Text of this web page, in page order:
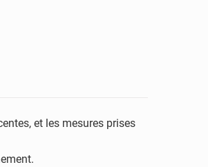
et les mesures prises